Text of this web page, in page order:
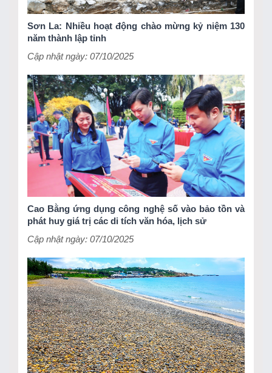
Sơn La: Nhiều hoạt động chào mừng kỷ niệm 130
năm thành lập tỉnh
Cập nhật ngày: 07/10/2025
Cao Bằng ứng dụng công nghệ số vào bảo tồn và
phát huy giá trị các di tích văn hóa, lịch sử
Cập nhật ngày: 07/10/2025